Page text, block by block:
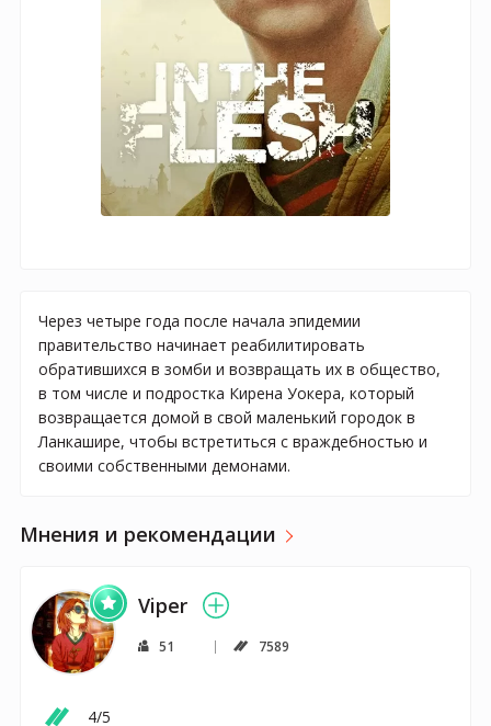
Через четыре года после начала эпидемии
правительство начинает реабилитировать
обратившихся в зомби и возвращать их в общество,
в том числе и подростка Кирена Уокера, который
возвращается домой в свой маленький городок в
Ланкашире, чтобы встретиться с враждебностью и
своими собственными демонами.
Мнения и рекомендации
Viper
51 7589
4/5